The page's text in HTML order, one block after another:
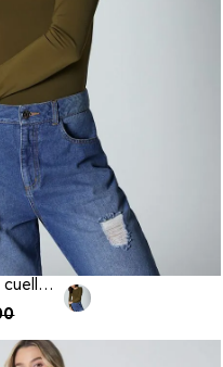
Blusa manga larga cuello redondo para mu